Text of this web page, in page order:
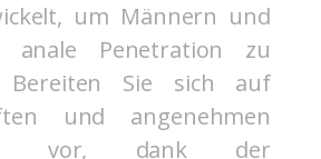
um Männern und
anale Penetration zu
Bereiten Sie sich auf
und angenehmen
vor, dank der